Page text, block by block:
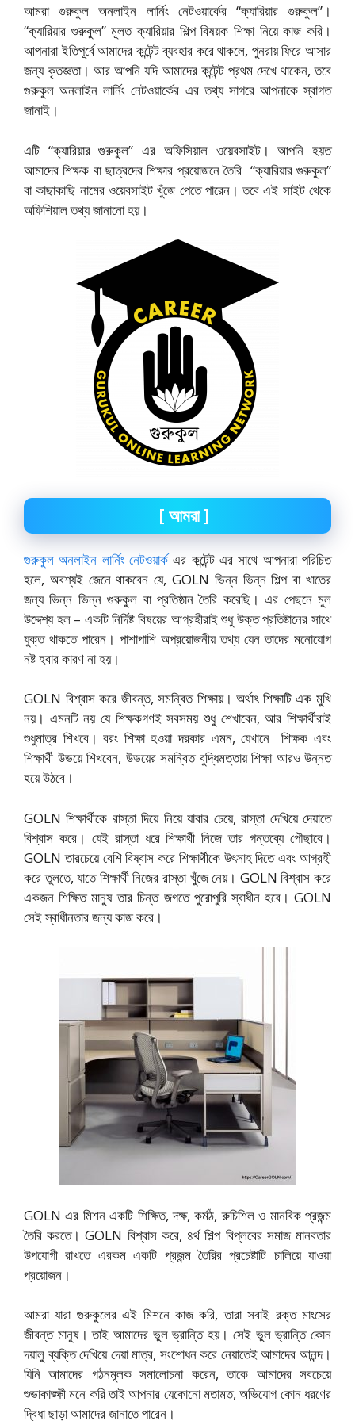
আমরা গুরুকুল অনলাইন লার্নিং নেটওয়ার্কের “ক্যারিয়ার গুরুকুল”।
“ক্যারিয়ার গুরুকুল” মূলত ক্যারিয়ার শিল্প বিষয়ক শিক্ষা নিয়ে কাজ করি।
আপনারা ইতিপূর্বে আমাদের কন্টেন্ট ব্যবহার করে থাকলে, পুনরায় ফিরে আসার
জন্য কৃতজ্ঞতা। আর আপনি যদি আমাদের কন্টেন্ট প্রথম দেখে থাকেন, তবে
গুরুকুল অনলাইন লার্নিং নেটওয়ার্কের এর তথ্য সাগরে আপনাকে স্বাগত
জানাই।
এটি “ক্যারিয়ার গুরুকুল” এর অফিসিয়াল ওয়েবসাইট। আপনি হয়ত
আমাদের শিক্ষক বা ছাত্রদের শিক্ষার প্রয়োজনে তৈরি “ক্যারিয়ার গুরুকুল”
বা কাছাকাছি নামের ওয়েবসাইট খুঁজে পেতে পারেন। তবে এই সাইট থেকে
অফিশিয়াল তথ্য জানানো হয়।
[ আমরা]
গুরুকুল অনলাইন লার্নিং নেটওয়ার্কএর কন্টেন্ট এর সাথে আপনারা পরিচিত
হলে, অবশ্যই জেনে থাকবেন যে, GOLN ভিন্ন ভিন্ন শিল্প বা খাতের
জন্য ভিন্ন ভিন্ন গুরুকুল বা প্রতিষ্ঠান তৈরি করেছি। এর পেছনে মুল
উদ্দেশ্য হল – একটি নির্দিষ্ট বিষয়ের আগ্রহীরাই শুধু উক্ত প্রতিষ্টানের সাথে
যুক্ত থাকতে পারেন। পাশাপাশি অপ্রয়োজনীয় তথ্য যেন তাদের মনোযোগ
নষ্ট হবার কারণ না হয়।
GOLN বিশ্বাস করে জীবন্ত, সমন্বিত শিক্ষায়। অর্থাৎ শিক্ষাটি এক মুখি
নয়। এমনটি নয় যে শিক্ষকগণই সবসময় শুধু শেখাবেন, আর শিক্ষার্থীরাই
শুধুমাত্র শিখবে। বরং শিক্ষা হওয়া দরকার এমন, যেখানে শিক্ষক এবং
শিক্ষার্থী উভয়ে শিখবেন, উভয়ের সমন্বিত বুদ্ধিমত্তায় শিক্ষা আরও উন্নত
হয়ে উঠবে।
GOLN শিক্ষার্থীকে রাস্তা দিয়ে নিয়ে যাবার চেয়ে, রাস্তা দেখিয়ে দেয়াতে
বিশ্বাস করে। যেই রাস্তা ধরে শিক্ষার্থী নিজে তার গন্তব্যে পৌছাবে।
GOLN তারচেয়ে বেশি বিষ্বাস করে শিক্ষার্থীকে উৎসাহ দিতে এবং আগ্রহী
করে তুলতে, যাতে শিক্ষার্থী নিজের রাস্তা খুঁজে নেয়। GOLN বিশ্বাস করে
একজন শিক্ষিত মানুষ তার চিন্ত জগতে পুরোপুরি স্বাধীন হবে। GOLN
সেই স্বাধীনতার জন্য কাজ করে।
GOLN এর মিশন একটি শিক্ষিত, দক্ষ, কর্মঠ, রুচিশিল ও মানবিক প্রজন্ম
তৈরি করতে। GOLN বিশ্বাস করে, ৪র্থ শিল্প বিপ্লবের সমাজ মানবতার
উপযোগী রাখতে এরকম একটি প্রজন্ম তৈরির প্রচেষ্টাটি চালিয়ে যাওয়া
প্রয়োজন।
আমরা যারা গুরুকুলের এই মিশনে কাজ করি, তারা সবাই রক্ত মাংসের
জীবন্ত মানুষ। তাই আমাদের ভুল ভ্রান্তি হয়। সেই ভুল ভ্রান্তি কোন
দয়ালু ব্যক্তি দেখিয়ে দেয়া মাত্র, সংশোধন করে নেয়াতেই আমাদের আনন্দ।
যিনি আমাদের গঠনমূলক সমালোচনা করেন, তাকে আমাদের সবচেয়ে
শুভাকাঙ্ক্ষী মনে করি তাই আপনার যেকোনো মতামত, অভিযোগ কোন ধরণের
দ্বিধা ছাড়া আমাদের জানাতে পারেন।